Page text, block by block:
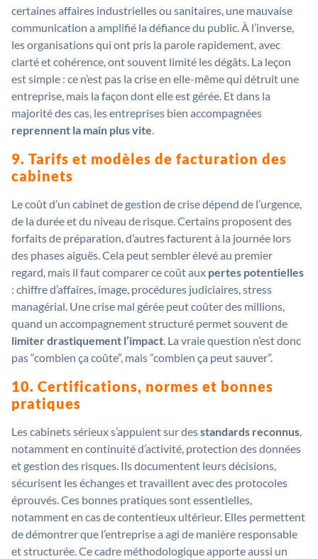
certaines affaires industrielles ou sanitaires, une mauvaise
communication a amplifié la défiance du public. À l’inverse,
les organisations qui ont pris la parole rapidement, avec
clarté et cohérence, ont souvent limité les dégâts. La leçon
est simple : ce n’est pas la crise en elle-même qui détruit une
entreprise, mais la façon dont elle est gérée. Et dans la
majorité des cas, les entreprises bien accompagnées
reprennent la main plus vite.
9. Tarifs et modèles de facturation des
cabinets
Le coût d’un cabinet de gestion de crise dépend de l’urgence,
de la durée et du niveau de risque. Certains proposent des
forfaits de préparation, d’autres facturent à la journée lors
des phases aiguës. Cela peut sembler élevé au premier
regard, mais il faut comparer ce coût aux pertes potentielles
: chiffre d’affaires, image, procédures judiciaires, stress
managérial. Une crise mal gérée peut coûter des millions,
quand un accompagnement structuré permet souvent de
limiter drastiquement l’impact. La vraie question n’est donc
pas “combien ça coûte”, mais “combien ça peut sauver”.
10. Certifications, normes et bonnes
pratiques
Les cabinets sérieux s’appuient sur desstandards reconnus,
notamment en continuité d’activité, protection des données
et gestion des risques. Ils documentent leurs décisions,
sécurisent les échanges et travaillent avec des protocoles
éprouvés. Ces bonnes pratiques sont essentielles,
notamment en cas de contentieux ultérieur. Elles permettent
de démontrer que l’entreprise a agi de manière responsable
et structurée. Ce cadre méthodologique apporte aussi un